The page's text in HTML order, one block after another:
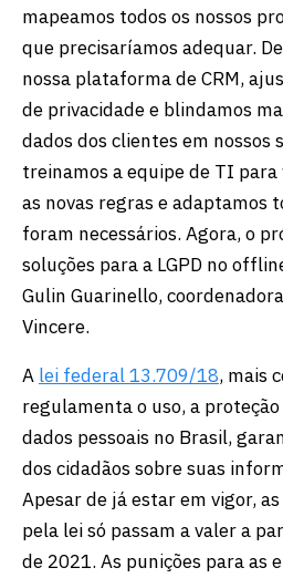
mapeamos todos os nossos
que precisaríamos adequar.
nossa plataforma de CRM,
de privacidade e blindamos
dados dos clientes em nossos
treinamos a equipe de TI
as novas regras e adaptamos
foram necessários. Agora, o
soluções para a LGPD no
Gulin Guarinello,
Vincere.
A lei federal 13.709/18, mais
regulamenta o uso, a
dados pessoais no Brasil,
dos cidadãos sobre suas
Apesar de já estar em vigor,
pela lei só passam a valer a
de 2021. As punições para as